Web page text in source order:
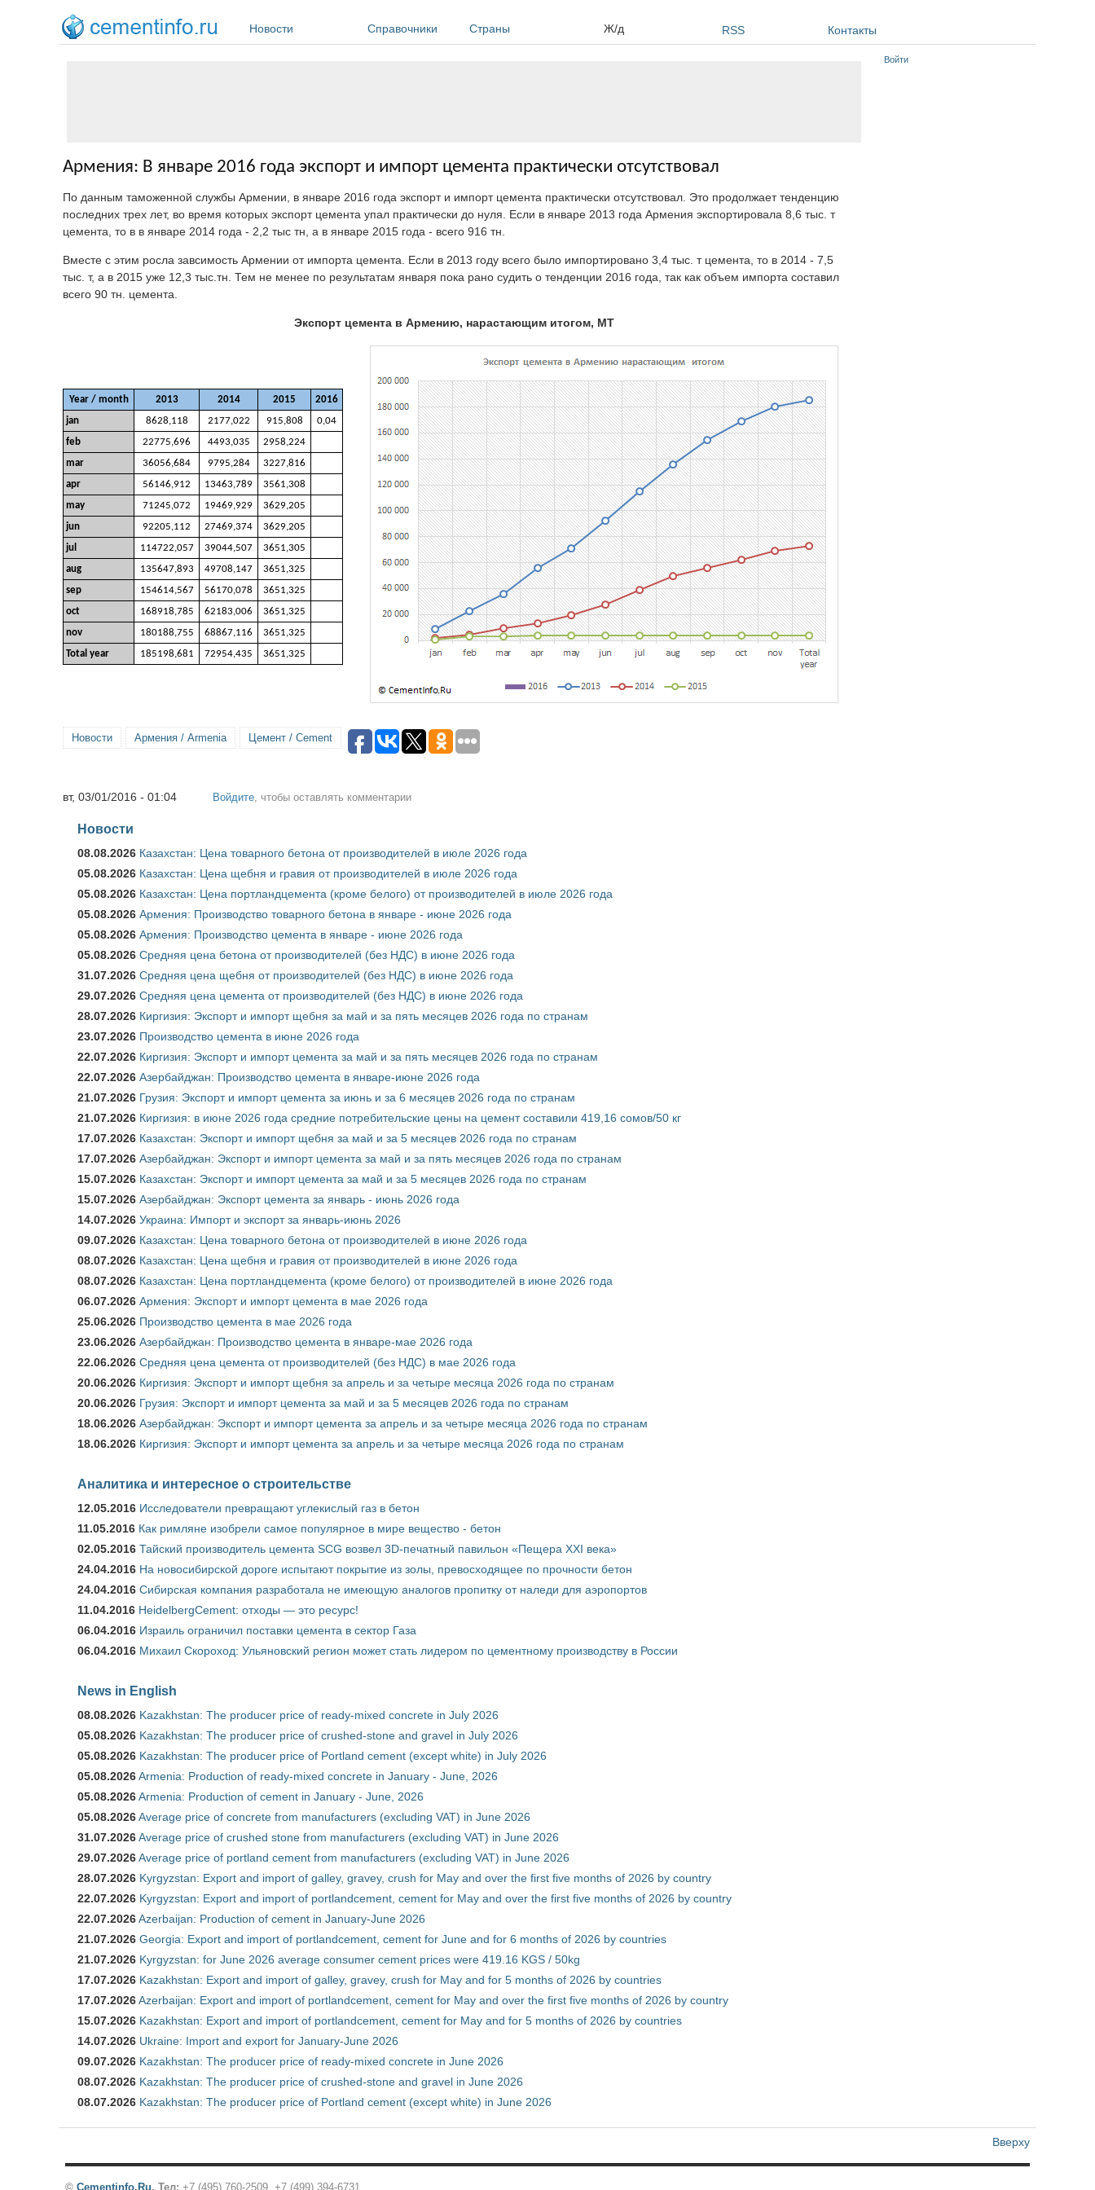
Новости
Справочники Страны Ж/д RSS Контакты
Армения: В январе 2016 года экспорт и импорт цемента практически отсутствовал
По данным таможенной службы Армении, в январе 2016 года экспорт и импорт цемента практически отсутствовал. Это продолжает тенденцию
последних трех лет, во время которых экспорт цемента упал практически до нуля. Если в январе 2013 года Армения экспортировала 8,6 тыс. т
цемента, то в в январе 2014 года - 2,2 тыс тн, а в январе 2015 года - всего 916 тн.
Вместе с этим росла завсимость Армении от импорта цемента. Если в 2013 году всего было импортировано 3,4 тыс. т цемента, то в 2014 - 7,5
тыс. т, а в 2015 уже 12,3 тыс.тн. Тем не менее по результатам января пока рано судить о тенденции 2016 года, так как объем импорта составил
всего 90 тн. цемента.
Экспорт цемента в Армению, нарастающим итогом, МТ
Year / month 2013 2014 2015
2016
jan
8628,118 2177,022 915,808
0,04
feb
22775,696 4493,035
2958,224
mar
36056,684 9795,284
3227,816
apr
56146,912 13463,789
3561,308
may
71245,072 19469,929
3629,205
jun
92205,112 27469,374
3629,205
jul
114722,057 39044,507
3651,305
aug
135647,893 49708,147
3651,325
sep
154614,567 56170,078
3651,325
oct
168918,785 62183,006
3651,325
nov
180188,755 68867,116
3651,325
Total year
185198,681 72954,435 3651,325
Новости Армения / Armenia Цемент / Cement
вт, 03/01/2016 - 01:04 Войдите , чтобы оставлять комментарии
Новости
08.08.2026 Казахстан: Цена товарного бетона от производителей в июле 2026 года
05.08.2026 Казахстан: Цена щебня и гравия от производителей в июле 2026 года
05.08.2026 Казахстан: Цена портландцемента (кроме белого) от производителей в июле 2026 года
05.08.2026 Армения: Производство товарного бетона в январе - июне 2026 года
05.08.2026 Армения: Производство цемента в январе - июне 2026 года
05.08.2026 Средняя цена бетона от производителей (без НДС) в июне 2026 года
31.07.2026 Средняя цена щебня от производителей (без НДС) в июне 2026 года
29.07.2026 Средняя цена цемента от производителей (без НДС) в июне 2026 года
28.07.2026 Киргизия: Экспорт и импорт щебня за май и за пять месяцев 2026 года по странам
23.07.2026 Производство цемента в июне 2026 года
22.07.2026 Киргизия: Экспорт и импорт цемента за май и за пять месяцев 2026 года по странам
22.07.2026 Азербайджан: Производство цемента в январе-июне 2026 года
21.07.2026 Грузия: Экспорт и импорт цемента за июнь и за 6 месяцев 2026 года по странам
21.07.2026 Киргизия: в июне 2026 года средние потребительские цены на цемент составили 419,16 сомов/50 кг
17.07.2026 Казахстан: Экспорт и импорт щебня за май и за 5 месяцев 2026 года по странам
17.07.2026 Азербайджан: Экспорт и импорт цемента за май и за пять месяцев 2026 года по странам
15.07.2026 Казахстан: Экспорт и импорт цемента за май и за 5 месяцев 2026 года по странам
15.07.2026 Азербайджан: Экспорт цемента за январь - июнь 2026 года
14.07.2026 Украина: Импорт и экспорт за январь-июнь 2026
09.07.2026 Казахстан: Цена товарного бетона от производителей в июне 2026 года
08.07.2026 Казахстан: Цена щебня и гравия от производителей в июне 2026 года
08.07.2026 Казахстан: Цена портландцемента (кроме белого) от производителей в июне 2026 года
06.07.2026 Армения: Экспорт и импорт цемента в мае 2026 года
25.06.2026 Производство цемента в мае 2026 года
23.06.2026 Азербайджан: Производство цемента в январе-мае 2026 года
22.06.2026 Средняя цена цемента от производителей (без НДС) в мае 2026 года
20.06.2026 Киргизия: Экспорт и импорт щебня за апрель и за четыре месяца 2026 года по странам
20.06.2026 Грузия: Экспорт и импорт цемента за май и за 5 месяцев 2026 года по странам
18.06.2026 Азербайджан: Экспорт и импорт цемента за апрель и за четыре месяца 2026 года по странам
18.06.2026 Киргизия: Экспорт и импорт цемента за апрель и за четыре месяца 2026 года по странам
Аналитика и интересное о строительстве
12.05.2016 Исследователи превращают углекислый газ в бетон
11.05.2016 Как римляне изобрели самое популярное в мире вещество - бетон
02.05.2016 Тайский производитель цемента SCG возвел 3D-печатный павильон «Пещера XXI века»
24.04.2016 На новосибирской дороге испытают покрытие из золы, превосходящее по прочности бетон
24.04.2016 Сибирская компания разработала не имеющую аналогов пропитку от наледи для аэропортов
11.04.2016 HeidelbergCement: отходы — это ресурс!
06.04.2016 Израиль ограничил поставки цемента в сектор Газа
06.04.2016 Михаил Скороход: Ульяновский регион может стать лидером по цементному производству в России
News in English
08.08.2026 Kazakhstan: The producer price of ready-mixed concrete in July 2026
05.08.2026 Kazakhstan: The producer price of crushed-stone and gravel in July 2026
05.08.2026 Kazakhstan: The producer price of Portland cement (except white) in July 2026
05.08.2026Armenia: Production of ready-mixed concrete in January - June, 2026
05.08.2026Armenia: Production of cement in January - June, 2026
05.08.2026Average price of concrete from manufacturers (excluding VAT) in June 2026
31.07.2026Average price of crushed stone from manufacturers (excluding VAT) in June 2026
29.07.2026Average price of portland cement from manufacturers (excluding VAT) in June 2026
28.07.2026 Kyrgyzstan: Export and import of galley, gravey, crush for May and over the first five months of 2026 by country
22.07.2026 Kyrgyzstan: Export and import of portlandcement, cement for May and over the first five months of 2026 by country
22.07.2026Azerbaijan: Production of cement in January-June 2026
21.07.2026 Georgia: Export and import of portlandcement, cement for June and for 6 months of 2026 by countries
21.07.2026 Kyrgyzstan: for June 2026 average consumer cement prices were 419.16 KGS / 50kg
17.07.2026 Kazakhstan: Export and import of galley, gravey, crush for May and for 5 months of 2026 by countries
17.07.2026Azerbaijan: Export and import of portlandcement, cement for May and over the first five months of 2026 by country
15.07.2026 Kazakhstan: Export and import of portlandcement, cement for May and for 5 months of 2026 by countries
14.07.2026 Ukraine: Import and export for January-June 2026
09.07.2026 Kazakhstan: The producer price of ready-mixed concrete in June 2026
08.07.2026 Kazakhstan: The producer price of crushed-stone and gravel in June 2026
08.07.2026 Kazakhstan: The producer price of Portland cement (except white) in June 2026
Войти
Вверху
© Cementinfo.Ru. Тел: +7 (495) 760-2509, +7 (499) 394-6731